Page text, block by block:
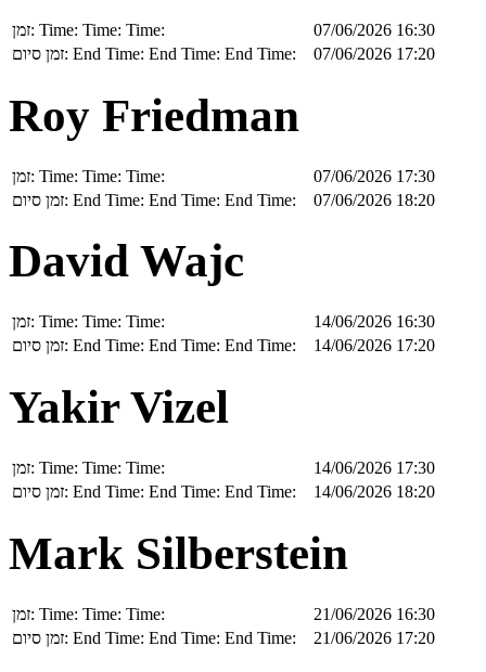
זמן: Time: Time: Time:
07/06/2026 16:30
זמן סיום: End Time: End Time: End Time: 07/06/2026 17:20
Roy Friedman
זמן: Time: Time: Time:
07/06/2026 17:30
זמן סיום: End Time: End Time: End Time: 07/06/2026 18:20
David Wajc
זמן: Time: Time: Time:
14/06/2026 16:30
זמן סיום: End Time: End Time: End Time: 14/06/2026 17:20
Yakir Vizel
זמן: Time: Time: Time:
14/06/2026 17:30
זמן סיום: End Time: End Time: End Time: 14/06/2026 18:20
Mark Silberstein
זמן: Time: Time: Time:
21/06/2026 16:30
זמן סיום: End Time: End Time: End Time: 21/06/2026 17:20